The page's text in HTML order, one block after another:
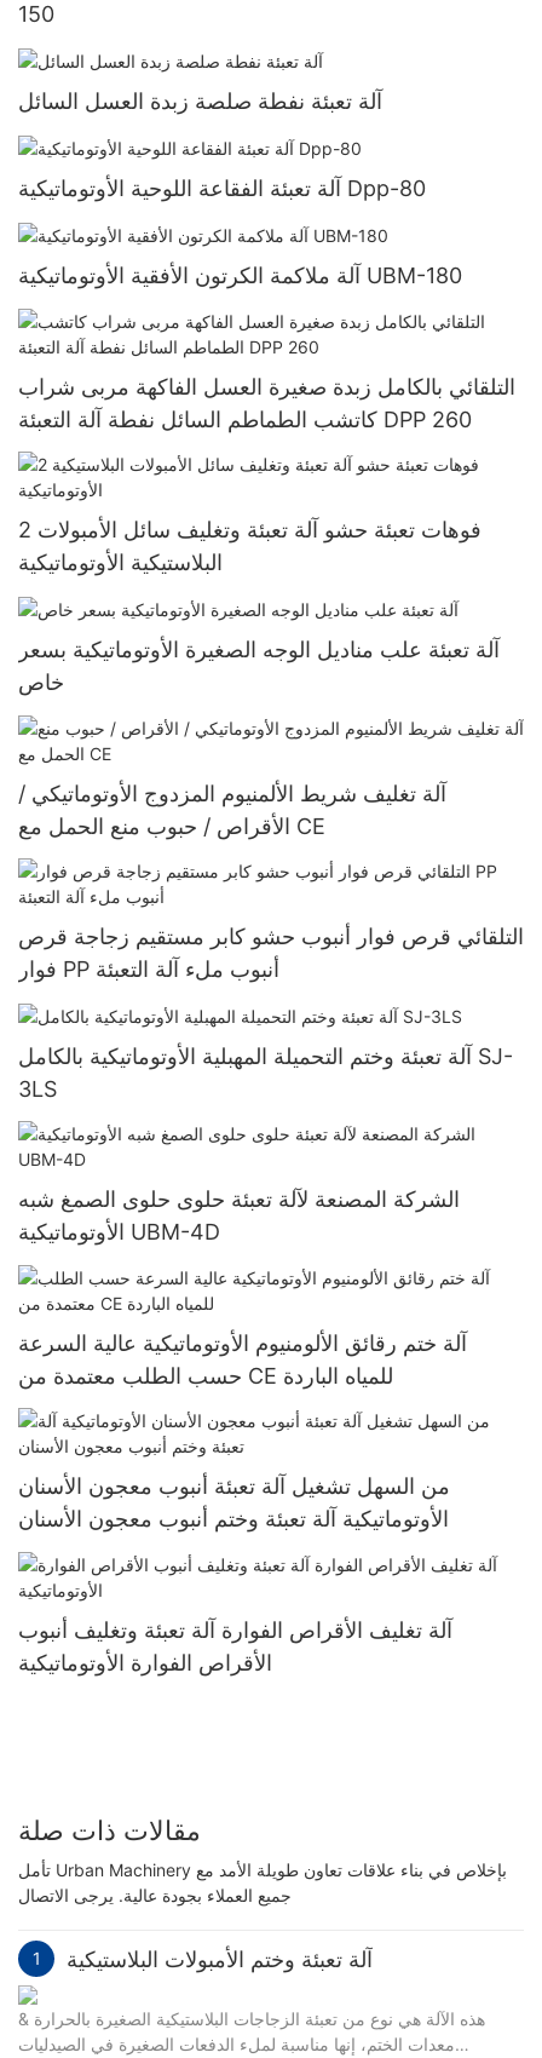
150
آلة تعبئة نفطة صلصة زبدة العسل السائل
آلة تعبئة الفقاعة اللوحية الأوتوماتيكية Dpp-80
آلة ملاكمة الكرتون الأفقية الأوتوماتيكية UBM-180
التلقائي بالكامل زبدة صغيرة العسل الفاكهة مربى شراب
كاتشب الطماطم السائل نفطة آلة التعبئة DPP 260
2 فوهات تعبئة حشو آلة تعبئة وتغليف سائل الأمبولات
البلاستيكية الأوتوماتيكية
آلة تعبئة علب مناديل الوجه الصغيرة الأوتوماتيكية بسعر
خاص
آلة تغليف شريط الألمنيوم المزدوج الأوتوماتيكي /
الأقراص / حبوب منع الحمل مع CE
التلقائي قرص فوار أنبوب حشو كابر مستقيم زجاجة قرص
فوار PP أنبوب ملء آلة التعبئة
آلة تعبئة وختم التحميلة المهبلية الأوتوماتيكية بالكامل SJ-
3LS
الشركة المصنعة لآلة تعبئة حلوى حلوى الصمغ شبه
الأوتوماتيكية UBM-4D
آلة ختم رقائق الألومنيوم الأوتوماتيكية عالية السرعة
حسب الطلب معتمدة من CE للمياه الباردة
من السهل تشغيل آلة تعبئة أنبوب معجون الأسنان
الأوتوماتيكية آلة تعبئة وختم أنبوب معجون الأسنان
آلة تغليف الأقراص الفوارة آلة تعبئة وتغليف أنبوب
الأقراص الفوارة الأوتوماتيكية
مقالات ذات صلة
تأمل Urban Machinery بإخلاص في بناء علاقات تعاون طويلة الأمد مع
جميع العملاء بجودة عالية. يرجى الاتصال
1 آلة تعبئة وختم الأمبولات البلاستيكية
هذه الآلة هي نوع من تعبئة الزجاجات البلاستيكية الصغيرة بالحرارة &
معدات الختم، إنها مناسبة لملء الدفعات الصغيرة في الصيدليات